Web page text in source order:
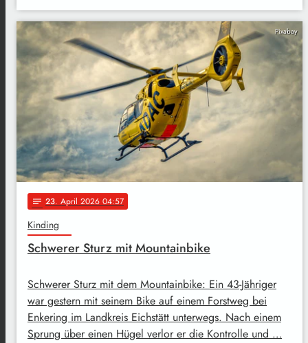
Pixabay
notes 23. April 2026 04:57
Kinding
Schwerer Sturz mit Mountainbike
Schwerer Sturz mit dem Mountainbike: Ein 43-Jähriger
war gestern mit seinem Bike auf einem Forstweg bei
Enkering im Landkreis Eichstätt unterwegs. Nach einem
Sprung über einen Hügel verlor er die Kontrolle und …